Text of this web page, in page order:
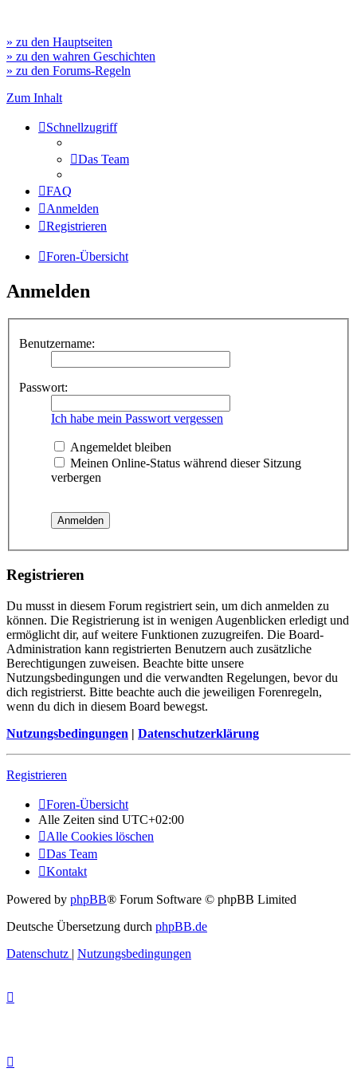
» zu den Hauptseiten
» zu den wahren Geschichten
» zu den Forums-Regeln
Zum Inhalt
Schnellzugriff
Das Team
FAQ
Anmelden
Registrieren
Foren-Übersicht
Anmelden
Benutzername:
Passwort:
Ich habe mein Passwort vergessen
Angemeldet bleiben
Meinen Online-Status während dieser Sitzung
verbergen
Registrieren
Du musst in diesem Forum registriert sein, um dich anmelden zu
können. Die Registrierung ist in wenigen Augenblicken erledigt und
ermöglicht dir, auf weitere Funktionen zuzugreifen. Die Board-
Administration kann registrierten Benutzern auch zusätzliche
Berechtigungen zuweisen. Beachte bitte unsere
Nutzungsbedingungen und die verwandten Regelungen, bevor du
dich registrierst. Bitte beachte auch die jeweiligen Forenregeln,
wenn du dich in diesem Board bewegst.
Nutzungsbedingungen | Datenschutzerklärung
Registrieren
Foren-Übersicht
Alle Zeiten sind UTC+02:00
Alle Cookies löschen
Das Team
Kontakt
Powered by phpBB® Forum Software © phpBB Limited
Deutsche Übersetzung durch phpBB.de
Datenschutz | Nutzungsbedingungen